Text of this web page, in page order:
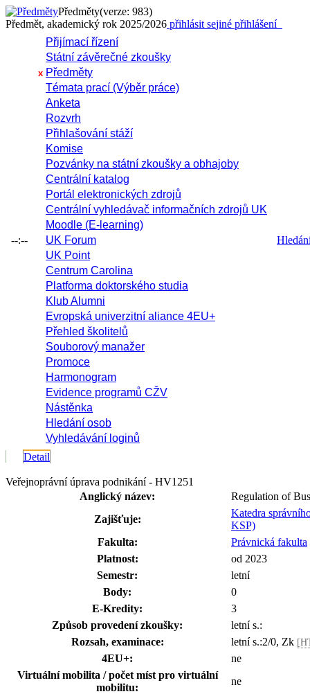
Předměty(verze: 983)
Předmět, akademický rok 2025/2026 přihlásit sejiné přihlášení
--:--
Přijímací řízení
Státní závěrečné zkoušky
x Předměty
Témata prací (Výběr práce)
Anketa
Rozvrh
Přihlašování stáží
Komise
Pozvánky na státní zkoušky a obhajoby
Centrální katalog
Portál elektronických zdrojů
Centrální vyhledávač informačních zdrojů UK
Moodle (E-learning)
UK Forum
UK Point
Centrum Carolina
Platforma doktorského studia
Klub Alumni
Evropská univerzitní aliance 4EU+
Přehled školitelů
Souborový manažer
Promoce
Harmonogram
Evidence programů CŽV
Nástěnka
Hledání osob
Vyhledávání loginů
Detail
Veřejnoprávní úprava podnikání - HV1251
Anglický název:
Regulation of
Zajišťuje:
Katedra
KSP)
Fakulta:
Právnická fakulta
Platnost:
od 2023
Semestr:
letní
Body:
0
E-Kredity:
3
Způsob provedení zkoušky:
letní s.:
Rozsah, examinace:
letní s.:2/0, Zk
4EU+:
ne
Virtuální mobilita / počet míst pro virtuální
mobilitu:
ne